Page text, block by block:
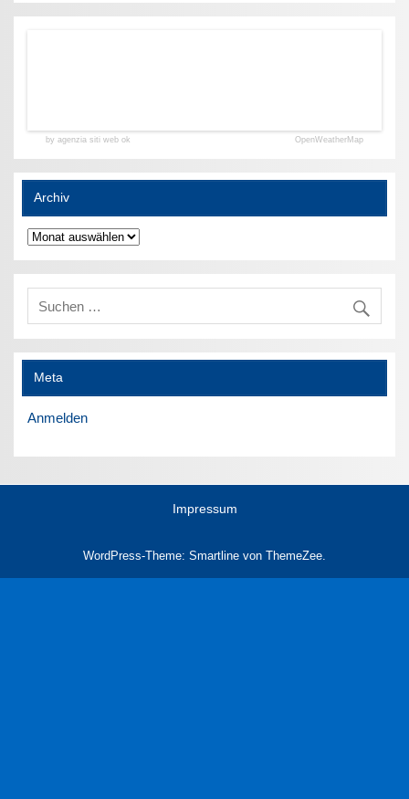
by agenzia siti web ok OpenWeatherMap
Archiv
Archiv
Meta
Anmelden
Impressum
WordPress-Theme: Smartline von ThemeZee.